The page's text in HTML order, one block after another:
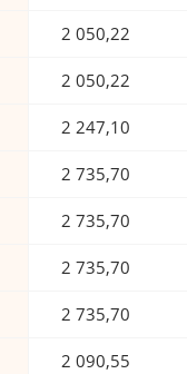
2 050,22
2 050,22
2 247,10
2 735,70
2 735,70
2 735,70
2 735,70
2 090,55